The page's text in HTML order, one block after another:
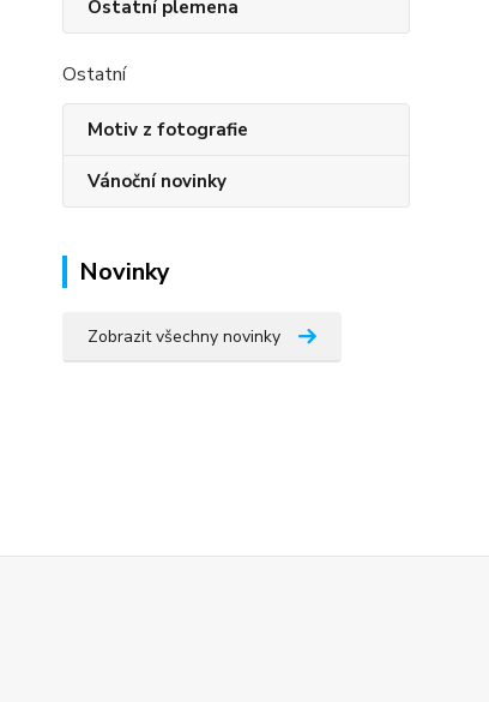
Ostatní plemena
Ostatní
Motiv z fotografie
Vánoční novinky
Novinky
Zobrazit všechny novinky